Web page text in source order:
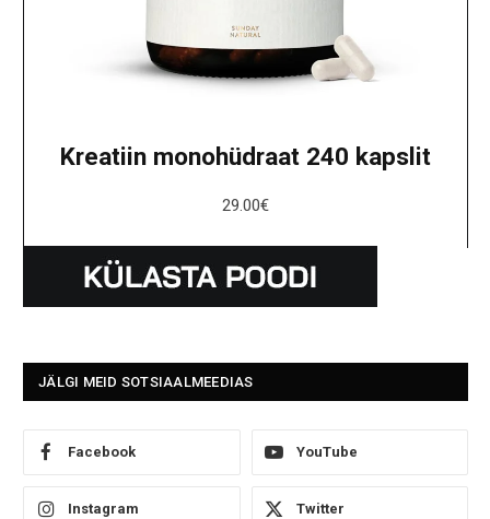
Kreatiin monohüdraat 240 kapslit
29.00€
JÄLGI MEID SOTSIAALMEEDIAS
Facebook YouTube
Instagram Twitter